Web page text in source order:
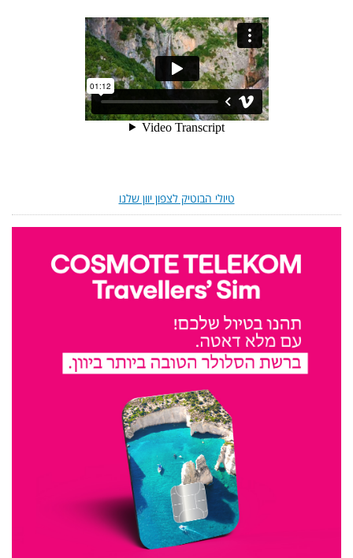
טיולי הבוטיק לצפון יוון שלנו